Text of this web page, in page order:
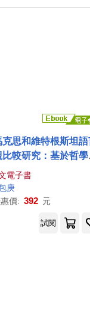
克思和維特根斯坦語
比較研究：基於哲學
命的視角 (電子書)
電子書
庚
價: 392 元
試閱